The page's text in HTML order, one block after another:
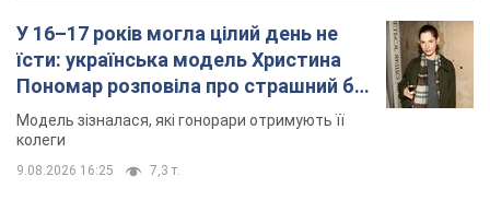
У 16–17 років могла цілий день не
їсти: українська модель Христина
Пономар розповіла про страшний бік
модельної кар’єри
Модель зізналася, які гонорари отримують її
колеги
9.08.2026 16:25 7,3 т.